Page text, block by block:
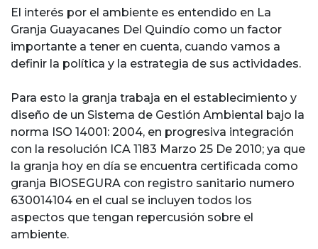
El interés por el ambiente es entendido en La
Granja Guayacanes Del Quindío como un factor
importante a tener en cuenta, cuando vamos a
definir la política y la estrategia de sus actividades.
Para esto la granja trabaja en el establecimiento y
diseño de un Sistema de Gestión Ambiental bajo la
norma ISO 14001: 2004, en progresiva integración
con la resolución ICA 1183 Marzo 25 De 2010; ya que
la granja hoy en día se encuentra certificada como
granja BIOSEGURA con registro sanitario numero
630014104 en el cual se incluyen todos los
aspectos que tengan repercusión sobre el
ambiente.